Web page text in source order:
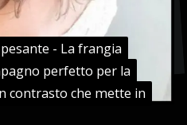
- La frangia
perfetto per la
contrasto che mette in
- La frangia
perfetto per la
contrasto che mette in